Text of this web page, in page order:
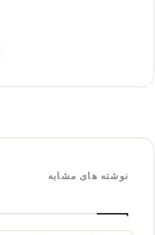
نوشته های مشابه